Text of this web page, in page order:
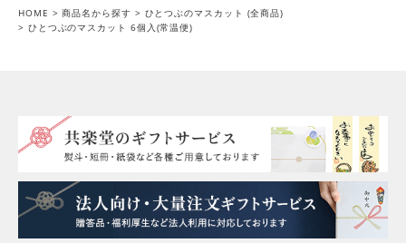
HOME 商品名から探す
ひとつぶのマスカット (全商品)
ひとつぶのマスカット 6個入(常温便)